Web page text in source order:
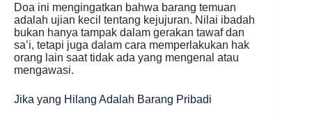
Doa ini mengingatkan bahwa barang temuan
adalah ujian kecil tentang kejujuran. Nilai ibadah
bukan hanya tampak dalam gerakan tawaf dan
sa’i, tetapi juga dalam cara memperlakukan hak
orang lain saat tidak ada yang mengenal atau
mengawasi.
Jika yang Hilang Adalah Barang Pribadi